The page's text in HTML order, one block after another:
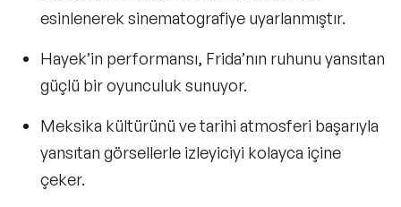
esinlenerek sinematografiye uyarlanmıştır.
Hayek’in performansı, Frida’nın ruhunu yansıtan
güçlü bir oyunculuk sunuyor.
Meksika kültürünü ve tarihi atmosferi başarıyla
yansıtan görsellerle izleyiciyi kolayca içine
çeker.